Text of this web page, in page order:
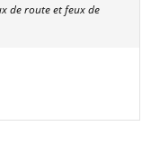
de route et feux de